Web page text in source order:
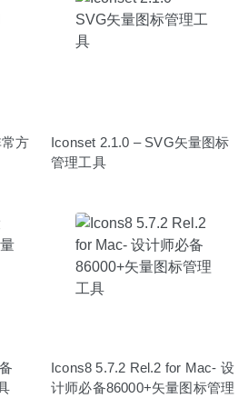
方
Iconset 2.1.0 – SVG矢量图标
管理工具
Icons8 5.7.2 Rel.2 for Mac- 设
计师必备86000+矢量图标管理